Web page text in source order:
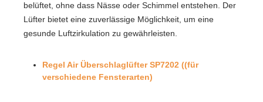
belüftet, ohne dass Nässe oder Schimmel entstehen. Der
Lüfter bietet eine zuverlässige Möglichkeit, um eine
gesunde Luftzirkulation zu gewährleisten.
Regel Air Überschlaglüfter SP7202 ((für
verschiedene Fensterarten)